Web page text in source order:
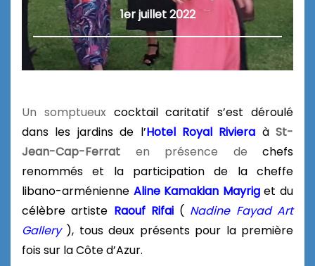
1er juillet 2022
Un somptueux cocktail caritatif s’est déroulé
dans les jardins de l’Hotel Royal Riviera à St-
Jean-Cap-Ferrat en présence de chefs
renommés et la participation de la cheffe
libano-arménienne Aline Kamakian Mayriget du
célèbre artiste Raouf Rifai( Nadine Fayad Art
Gallery), tous deux présents pour la première
fois sur la Côte d’Azur.